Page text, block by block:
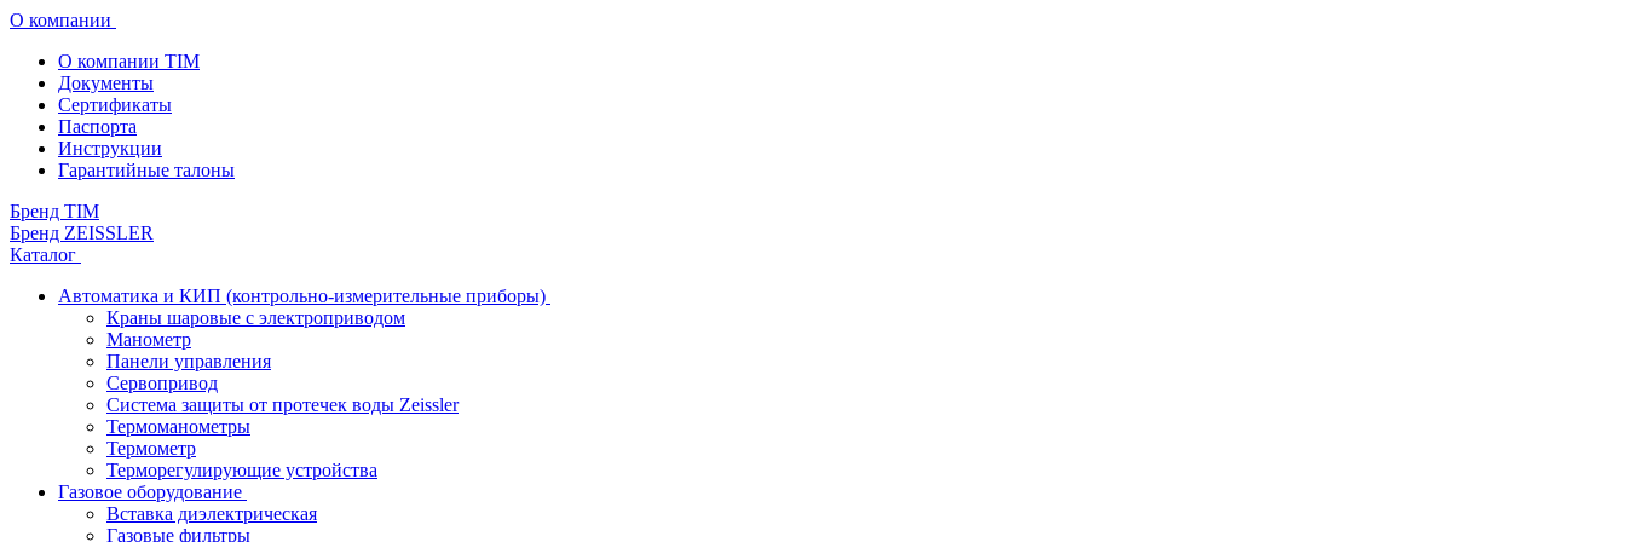
О компании
О компании TIM
Документы
Сертификаты
Паспорта
Инструкции
Гарантийные талоны
Бренд TIM
Бренд ZEISSLER
Каталог
Автоматика и КИП (контрольно-измерительные приборы)
Краны шаровые с электроприводом
Манометр
Панели управления
Сервопривод
Система защиты от протечек воды Zeissler
Термоманометры
Термометр
Терморегулирующие устройства
Газовое оборудование
Вставка диэлектрическая
Газовые фильтры